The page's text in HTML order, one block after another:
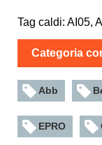
Tag caldi: AI05,
Categoria
Abb
EPRO